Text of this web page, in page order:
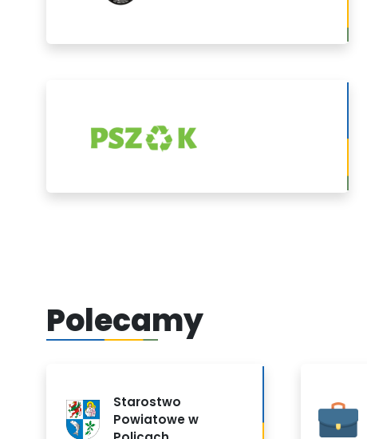
PSZOK
Polecamy
Starostwo
Powiatowe w